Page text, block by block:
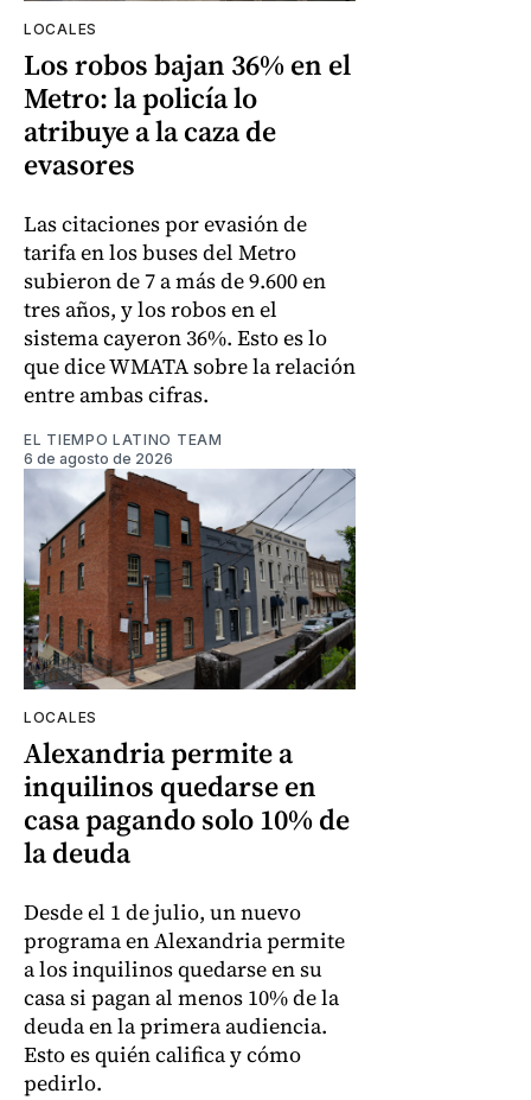
LOCALES
Los robos bajan 36% en el
Metro: la policía lo
atribuye a la caza de
evasores
Las citaciones por evasión de
tarifa en los buses del Metro
subieron de 7 a más de 9.600 en
tres años, y los robos en el
sistema cayeron 36%. Esto es lo
que dice WMATA sobre la relación
entre ambas cifras.
EL TIEMPO LATINO TEAM
6 de agosto de 2026
LOCALES
Alexandria permite a
inquilinos quedarse en
casa pagando solo 10% de
la deuda
Desde el 1 de julio, un nuevo
programa en Alexandria permite
a los inquilinos quedarse en su
casa si pagan al menos 10% de la
deuda en la primera audiencia.
Esto es quién califica y cómo
pedirlo.